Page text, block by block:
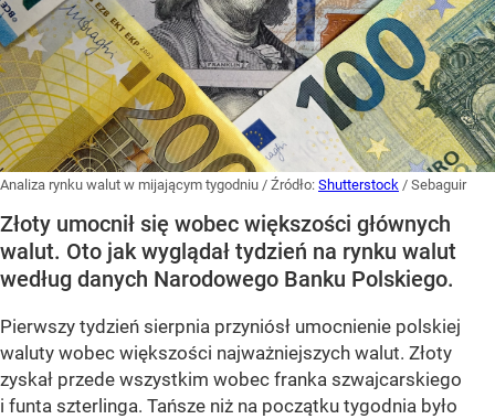
Analiza rynku walut w mijającym tygodniu / Źródło: Shutterstock / Sebaguir
Złoty umocnił się wobec większości głównych
walut. Oto jak wyglądał tydzień na rynku walut
według danych Narodowego Banku Polskiego.
Pierwszy tydzień sierpnia przyniósł umocnienie polskiej
waluty wobec większości najważniejszych walut. Złoty
zyskał przede wszystkim wobec franka szwajcarskiego
i funta szterlinga. Tańsze niż na początku tygodnia było